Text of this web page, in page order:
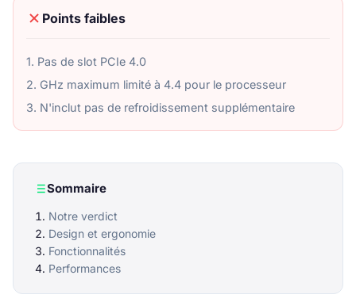
Points faibles
1. Pas de slot PCIe 4.0
2. GHz maximum limité à 4.4 pour le processeur
3. N'inclut pas de refroidissement supplémentaire
Sommaire
Notre verdict
Design et ergonomie
Fonctionnalités
Performances